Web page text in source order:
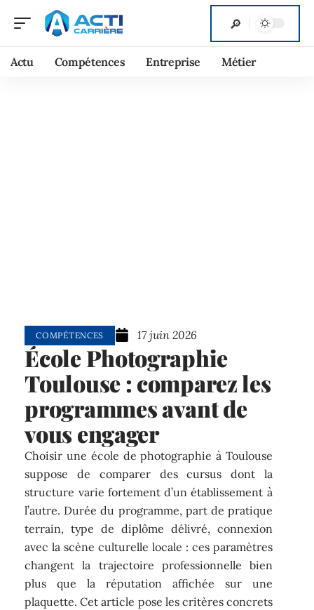
Actu Compétences Entreprise Métier
COMPÉTENCES 17 juin 2026
École Photographie
Toulouse : comparez les
programmes avant de
vous engager
Choisir une école de photographie à Toulouse
suppose de comparer des cursus dont la
structure varie fortement d’un établissement à
l’autre. Durée du programme, part de pratique
terrain, type de diplôme délivré, connexion
avec la scène culturelle locale : ces paramètres
changent la trajectoire professionnelle bien
plus que la réputation affichée sur une
plaquette. Cet article pose les critères concrets